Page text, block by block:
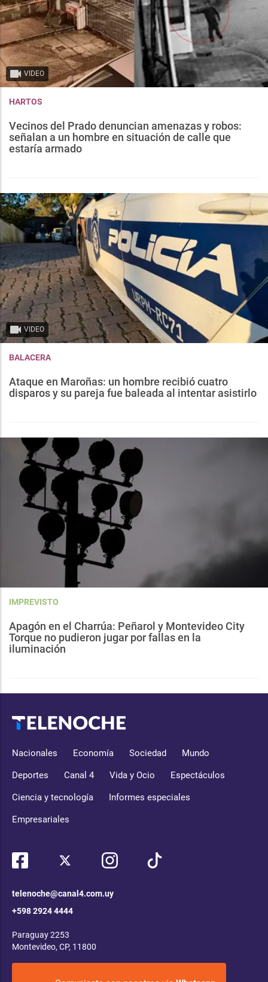
VIDEO
HARTOS
Vecinos del Prado denuncian amenazas y robos:
señalan a un hombre en situación de calle que
estaría armado
VIDEO
BALACERA
Ataque en Maroñas: un hombre recibió cuatro
disparos y su pareja fue baleada al intentar asistirlo
IMPREVISTO
Apagón en el Charrúa: Peñarol y Montevideo City
Torque no pudieron jugar por fallas en la
iluminación
Nacionales Economía Sociedad Mundo
Deportes Canal 4 Vida y Ocio Espectáculos
Ciencia y tecnología Informes especiales
Empresariales
telenoche@canal4.com.uy
+598 2924 4444
Paraguay 2253
Montevideo, CP, 11800